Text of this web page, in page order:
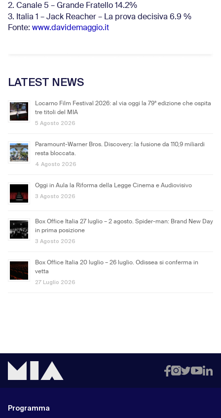
2. Canale 5 – Grande Fratello 14.2%
3. Italia 1 – Jack Reacher – La prova decisiva 6.9 %
Fonte: www.davidemaggio.it
LATEST NEWS
Locarno Film Festival 2026: al via oggi la 79ª edizione che ospita
tre titoli del MIA
5 Agosto 2026
Paramount-Warner Bros. Discovery: la fusione da 110,9 miliardi
resta bloccata.
4 Agosto 2026
Oggi in Aula la Riforma della Legge Cinema e Audiovisivo
3 Agosto 2026
Box Office Italia 27 luglio – 2 agosto. Spider-man: Brand New Day
in prima posizione
3 Agosto 2026
Box Office Italia 20 luglio – 26 luglio. Odissea si conferma in
vetta
27 Luglio 2026
Programma